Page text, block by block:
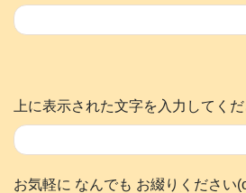
上に表示された文字を入力してくだ
お気軽に なんでも お綴りください